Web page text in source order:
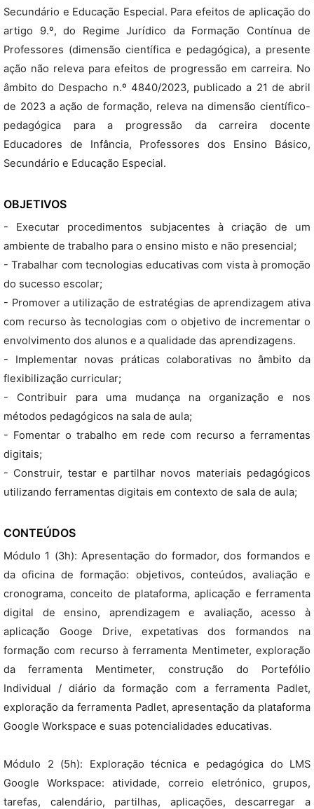
Secundário e Educação Especial. Para efeitos de aplicação do
artigo 9.º, do Regime Jurídico da Formação Contínua de
Professores (dimensão científica e pedagógica), a presente
ação não releva para efeitos de progressão em carreira. No
âmbito do Despacho n.º 4840/2023, publicado a 21 de abril
de 2023 a ação de formação, releva na dimensão científico-
pedagógica para a progressão da carreira docente
Educadores de Infância, Professores dos Ensino Básico,
Secundário e Educação Especial.
OBJETIVOS
- Executar procedimentos subjacentes à criação de um
ambiente de trabalho para o ensino misto e não presencial;
- Trabalhar com tecnologias educativas com vista à promoção
do sucesso escolar;
- Promover a utilização de estratégias de aprendizagem ativa
com recurso às tecnologias com o objetivo de incrementar o
envolvimento dos alunos e a qualidade das aprendizagens.
- Implementar novas práticas colaborativas no âmbito da
flexibilização curricular;
- Contribuir para uma mudança na organização e nos
métodos pedagógicos na sala de aula;
- Fomentar o trabalho em rede com recurso a ferramentas
digitais;
- Construir, testar e partilhar novos materiais pedagógicos
utilizando ferramentas digitais em contexto de sala de aula;
CONTEÚDOS
Módulo 1 (3h): Apresentação do formador, dos formandos e
da oficina de formação: objetivos, conteúdos, avaliação e
cronograma, conceito de plataforma, aplicação e ferramenta
digital de ensino, aprendizagem e avaliação, acesso à
aplicação Googe Drive, expetativas dos formandos na
formação com recurso à ferramenta Mentimeter, exploração
da ferramenta Mentimeter, construção do Portefólio
Individual / diário da formação com a ferramenta Padlet,
exploração da ferramenta Padlet, apresentação da plataforma
Google Workspace e suas potencialidades educativas.
Módulo 2 (5h): Exploração técnica e pedagógica do LMS
Google Workspace: atividade, correio eletrónico, grupos,
tarefas, calendário, partilhas, aplicações, descarregar a